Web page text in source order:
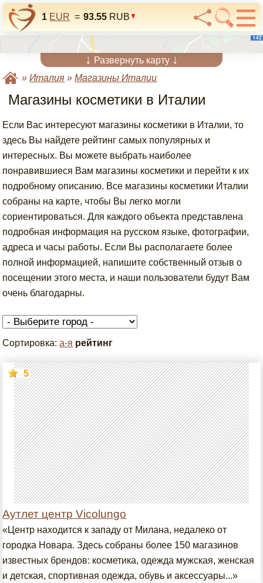
1 EUR = 93.55 RUB
↓ Развернуть карту ↓
»Италия »Магазины Италии
Магазины косметики в Италии
Если Вас интересуют магазины косметики в Италии, то
здесь Вы найдете рейтинг самых популярных и
интересных. Вы можете выбрать наиболее
понравившиеся Вам магазины косметики и перейти к их
подробному описанию. Все магазины косметики Италии
собраны на карте, чтобы Вы легко могли
сориентироваться. Для каждого объекта представлена
подробная информация на русском языке, фотографии,
адреса и часы работы. Если Вы располагаете более
полной информацией, напишите собственный отзыв о
посещении этого места, и наши пользователи будут Вам
очень благодарны.
Сортировка:а-я рейтинг
Аутлет центр Vicolungo
5
«Центр находится к западу от Милана, недалеко от
городка Новара. Здесь собраны более 150 магазинов
известных брендов: косметика, одежда мужская, женская
и детская, спортивная одежда, обувь и аксессуары...»